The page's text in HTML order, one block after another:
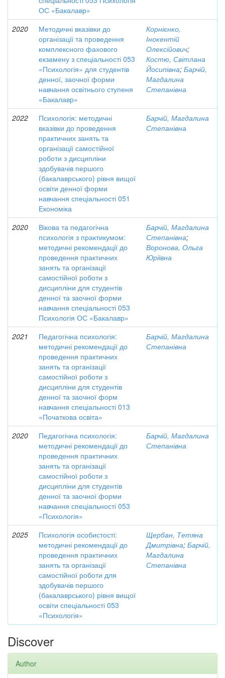
ОС «Бакалавр»
2020
Методичні вказівки до
організації та проведення
комплексного фахового
екзамену з спеціальності 053
«Психологія» для студентів
денної, заочної форми
навчання освітнього ступеня
«Бакалавр»
Корнієнко,
Інокентій
Олексійович;
Костю, Світлана
Йосипівна; Барчій,
Магдалина
Степанівна
2022
Психологія: методичні
вказівки до проведення
практичних занять та
організації самостійної
роботи з дисципліни
здобувачів першого
(бакалаврського) рівня вищої
освіти денної форми
навчання спеціальності 051
Економіка
Барчій, Магдалина
Степанівна
2020
Вікова та педагогічна
психологія з практикумом:
методичні рекомендації до
проведення практичних
занять та організації
самостійної роботи з
дисципліни для студентів
денної та заочної форми
навчання спеціальності 053
Психологія ОС «Бакалавр»
Барчій, Магдалина
Степанівна;
Воронова, Ольга
Юріївна
2021
Педагогічна психологія:
методичні рекомендації до
проведення практичних
занять та організації
самостійної роботи з
дисципліни для студентів
денної та заочної форм
навчання спеціальності 013
«Початкова освіта»
Барчій, Магдалина
Степанівна
2020
Педагогічна психологія:
методичні рекомендації до
проведення практичних
занять та організації
самостійної роботи з
дисципліни для студентів
денної та заочної форми
навчання спеціальності 053
«Психологія»
Барчій, Магдалина
Степанівна
2025
Психологія особистості:
методичні рекомендації до
проведення практичних
занять та організації
самостійної роботи для
здобувачів першого
(бакалаврського) рівня вищої
освіти спеціальності 053
«Психологія»
Щербан, Тетяна
Дмитрівна; Барчій,
Магдалина
Степанівна
Discover
Author